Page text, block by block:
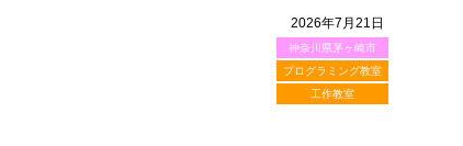
2026年7月21日
神奈川県茅ヶ崎市
プログラミング教室
工作教室